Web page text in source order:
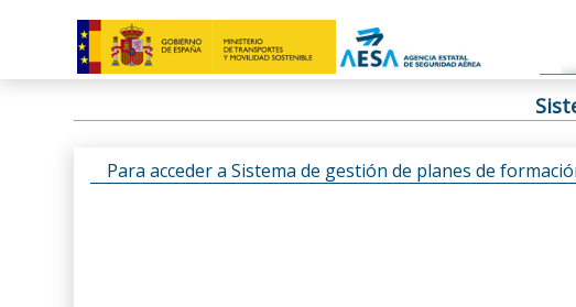
Para acceder a Sistema de gestión de planes de